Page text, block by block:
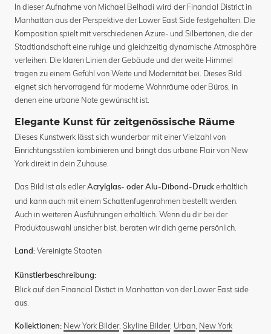
In dieser Aufnahme von Michael Belhadi wird der Financial District in
Manhattan aus der Perspektive der Lower East Side festgehalten. Die
Komposition spielt mit verschiedenen Azure- und Silbertönen, die der
Stadtlandschaft eine ruhige und gleichzeitig dynamische Atmosphäre
verleihen. Die klaren Linien der Gebäude und der weite Himmel
tragen zu einem Gefühl von Weite und Modernität bei. Dieses Bild
eignet sich hervorragend für moderne Wohnräume oder Büros, in
denen eine urbane Note gewünscht ist.
Elegante Kunst für zeitgenössische Räume
Dieses Kunstwerk lässt sich wunderbar mit einer Vielzahl von
Einrichtungsstilen kombinieren und bringt das urbane Flair von New
York direkt in dein Zuhause.
Das Bild ist als edlerAcrylglas- oder Alu-Dibond-Druck erhältlich
und kann auch mit einem Schattenfugenrahmen bestellt werden.
Auch in weiteren Ausführungen erhältlich. Wenn du dir bei der
Produktauswahl unsicher bist, beraten wir dich gerne persönlich.
Land: Vereinigte Staaten
Künstlerbeschreibung:
Blick auf den Financial Distict in Manhattan von der Lower East side
aus.
Kollektionen: New York Bilder, Skyline Bilder, Urban New York